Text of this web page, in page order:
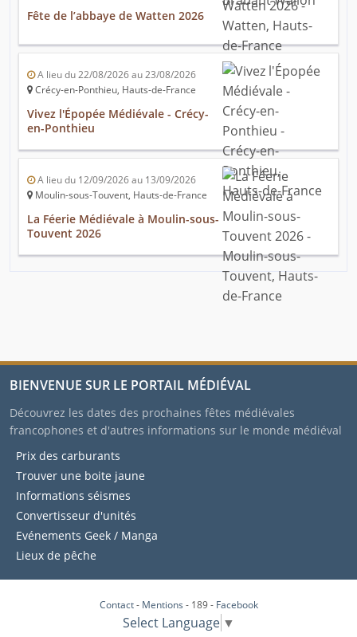
Fête de l’abbaye de Watten 2026
A lieu du 22/08/2026 au 23/08/2026
Crécy-en-Ponthieu, Hauts-de-France
Vivez l'Épopée Médiévale - Crécy-
en-Ponthieu
A lieu du 12/09/2026 au 13/09/2026
Moulin-sous-Touvent, Hauts-de-France
La Féerie Médiévale à Moulin-sous-
Touvent 2026
BIENVENUE SUR LE PORTAIL MÉDIÉVAL
Découvrez les dates des prochaines fêtes médiévales
francophones et d'autres informations sur le monde médiéval
Prix des carburants
Trouver une boite jaune
Informations séismes
Convertisseur d'unités
Evénements Geek / Manga
Lieux de pêche
Contact- Mentions - 189 - Facebook
Select Language ▼